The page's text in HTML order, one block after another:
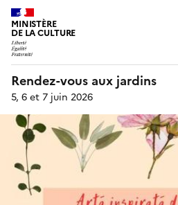
MINISTÈRE
DE LA CULTURE
Rendez-vous aux jardins
5, 6 et 7 juin 2026